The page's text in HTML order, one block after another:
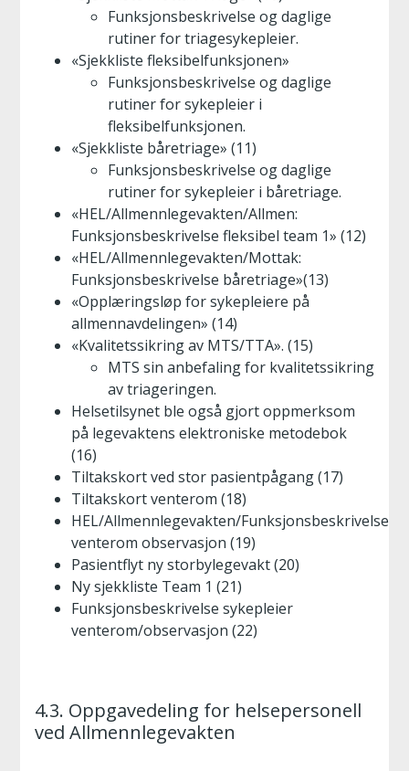
Funksjonsbeskrivelse og daglige
rutiner for triagesykepleier.
«Sjekkliste fleksibelfunksjonen»
Funksjonsbeskrivelse og daglige
rutiner for sykepleier i
fleksibelfunksjonen.
«Sjekkliste båretriage» (11)
Funksjonsbeskrivelse og daglige
rutiner for sykepleier i båretriage.
«HEL/Allmennlegevakten/Allmen:
Funksjonsbeskrivelse fleksibel team 1» (12)
«HEL/Allmennlegevakten/Mottak:
Funksjonsbeskrivelse båretriage»(13)
«Opplæringsløp for sykepleiere på
allmennavdelingen» (14)
«Kvalitetssikring av MTS/TTA». (15)
MTS sin anbefaling for kvalitetssikring
av triageringen.
Helsetilsynet ble også gjort oppmerksom
på legevaktens elektroniske metodebok
(16)
Tiltakskort ved stor pasientpågang (17)
Tiltakskort venterom (18)
HEL/Allmennlegevakten/Funksjonsbeskrivelse
venterom observasjon (19)
Pasientflyt ny storbylegevakt (20)
Ny sjekkliste Team 1 (21)
Funksjonsbeskrivelse sykepleier
venterom/observasjon (22)
4.3. Oppgavedeling for helsepersonell
ved Allmennlegevakten